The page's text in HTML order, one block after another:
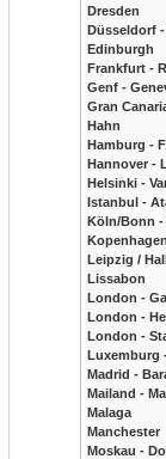
Dresden
Düsseldorf
Edinburgh
Frankfurt -
Genf -
Gran
Hahn
Hamburg -
Hannover -
Helsinki -
Istanbul -
Köln/Bonn -
Leipzig /
Lissabon
London -
London -
London -
Luxemburg
Madrid -
Mailand -
Malaga
Manchester
Moskau -